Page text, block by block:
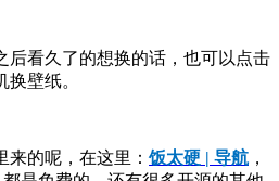
看久了的想换的话，也可以点击
壁纸。
的呢，在这里：饭太硬 | 导航 ，